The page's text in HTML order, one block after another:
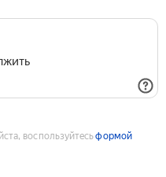
воспользуйтесьформой